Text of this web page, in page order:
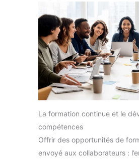
La formation continue et le
compétences
Offrir des opportunités de
envoyé aux collaborateurs :